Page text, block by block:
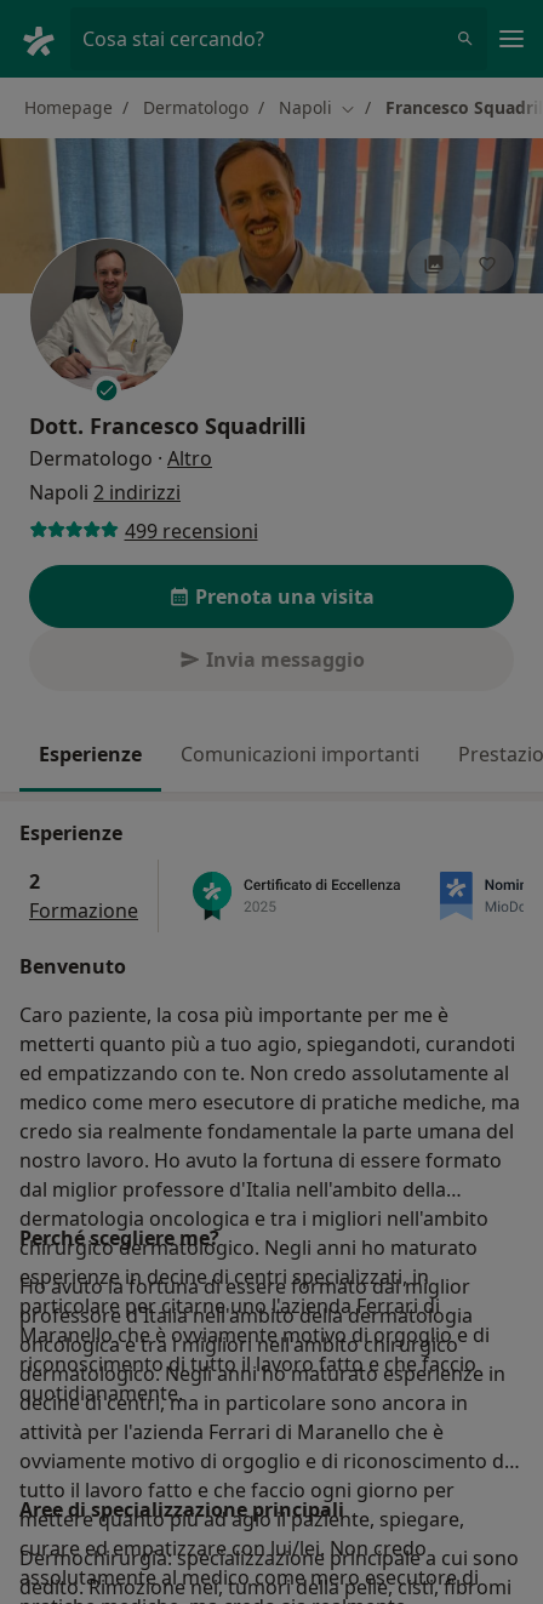
Cosa stai cercando?
Homepage Dermatologo Napoli Cambia città
Francesco
Dott. Francesco Squadrilli
Dermatologo · Altro
Napoli 2 indirizzi
499 recensioni
Prenota una visita
Invia messaggio
Esperienze Comunicazioni importanti
Esperienze
2
Formazione
Benvenuto
Caro paziente, la cosa più importante per me è
metterti quanto più a tuo agio, spiegandoti, curandoti
ed empatizzando con te. Non credo assolutamente al
medico come mero esecutore di pratiche mediche, ma
credo sia realmente fondamentale la parte umana del
nostro lavoro. Ho avuto la fortuna di essere formato
dal miglior professore d'Italia nell'ambito della
dermatologia oncologica e tra i migliori nell'ambito
chirurgico dermatologico. Negli anni ho maturato
esperienze in decine di centri specializzati, in
particolare per citarne uno l'azienda Ferrari di
Maranello che è ovviamente motivo di orgoglio e di
riconoscimento di tutto il lavoro fatto e che faccio
quotidianamente.
Perché scegliere me?
Ho avuto la fortuna di essere formato dal miglior
professore d'Italia nell'ambito della dermatologia
oncologica e tra i migliori nell'ambito chirurgico
dermatologico. Negli anni ho maturato esperienze in
decine di centri, ma in particolare sono ancora in
attività per l'azienda Ferrari di Maranello che è
ovviamente motivo di orgoglio e di riconoscimento di
tutto il lavoro fatto e che faccio ogni giorno per
mettere quanto più ad agio il paziente, spiegare,
curare ed empatizzare con lui/lei. Non credo
assolutamente al medico come mero esecutore di
Aree di specializzazione principali
Dermochirurgia: specializzazione principale a cui sono
dedito. Rimozione nei, tumori della pelle, cisti, fibromi